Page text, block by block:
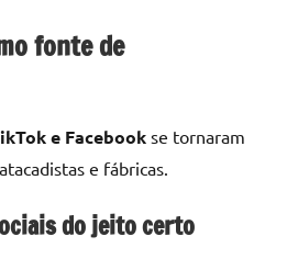
fonte de
e Facebook se tornaram
e fábricas.
do jeito certo